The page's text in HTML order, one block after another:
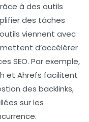
à des outils
des tâches
viennent avec
d’accélérer
SEO. Par exemple,
et Ahrefs facilitent
des backlinks,
sur les